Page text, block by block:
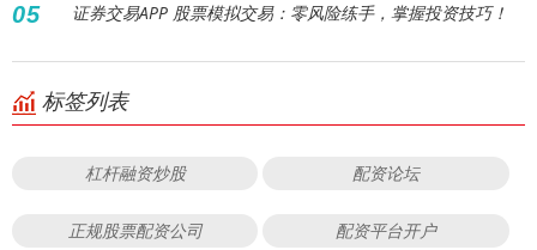
05 证券交易APP 股票模拟交易：零风险练手，掌握投资技巧！
标签列表
杠杆融资炒股 配资论坛
正规股票配资公司 配资平台开户